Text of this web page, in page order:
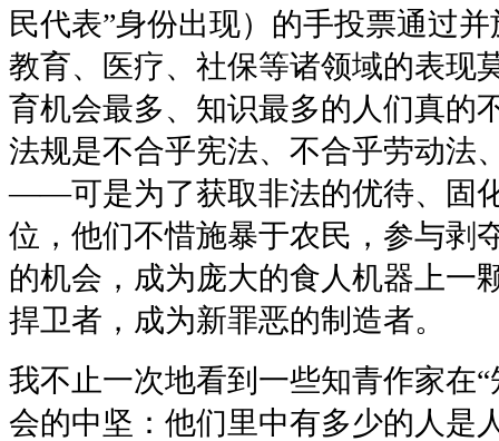
民代表”身份出现）的手投票通过
教育、医疗、社保等诸领域的表
育机会最多、知识最多的人们真的
法规是不合乎宪法、不合乎劳动法
——可是为了获取非法的优待、固
位，他们不惜施暴于农民，参与剥
的机会，成为庞大的食人机器上一
捍卫者，成为新罪恶的制造者。
我不止一次地看到一些知青作家在
会的中坚：他们里中有多少的人是